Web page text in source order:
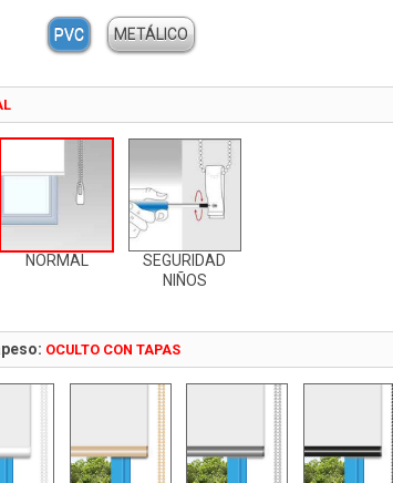
PVC METÁLICO
NORMAL
SEGURIDAD
NIÑOS
OCULTO CON TAPAS